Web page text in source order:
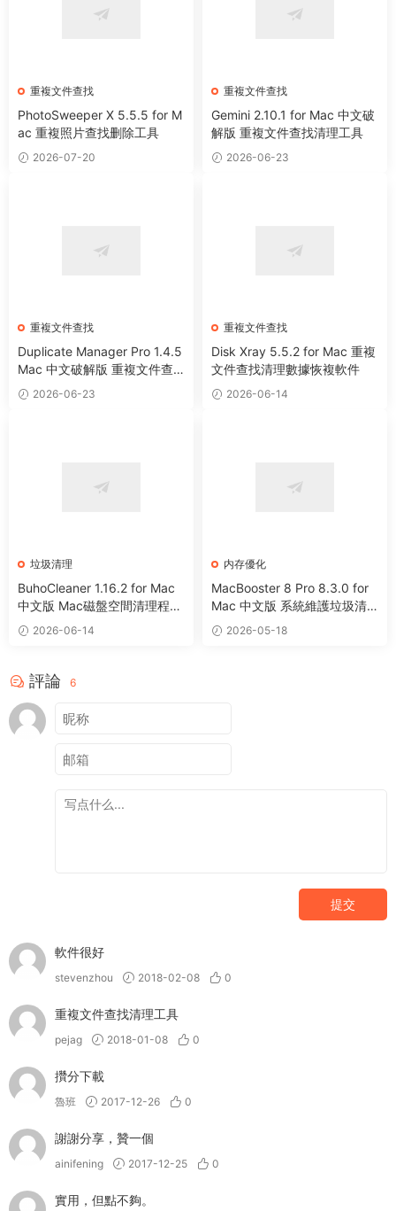
重複文件查找
PhotoSweeper X 5.5.5 for M
ac 重複照片查找删除工具
2026-07-20
重複文件查找
Gemini 2.10.1 for Mac 中文破
解版 重複文件查找清理工具
2026-06-23
重複文件查找
Duplicate Manager Pro 1.4.5
Mac 中文破解版 重複文件查
找清理工具
2026-06-23
重複文件查找
Disk Xray 5.5.2 for Mac 重複
文件查找清理數據恢複軟件
2026-06-14
垃圾清理
BuhoCleaner 1.16.2 for Mac
中文版 Mac磁盤空間清理程序
卸載系統優化工具
2026-06-14
内存優化
MacBooster 8 Pro 8.3.0 for
Mac 中文版 系統維護垃圾清
理病毒掃描工具
2026-05-18
評論 6
提交
軟件很好
stevenzhou 2018-02-08 0
重複文件查找清理工具
pejag 2018-01-08 0
攢分下載
魯班 2017-12-26 0
謝謝分享，贊一個
ainifening 2017-12-25 0
實用，但點不夠。